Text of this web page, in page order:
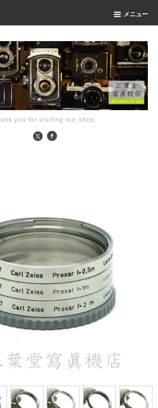
メニュー
you for visiting our shop.